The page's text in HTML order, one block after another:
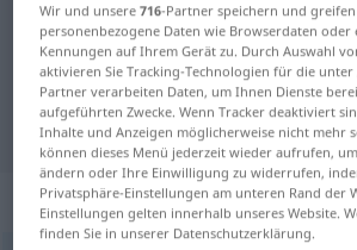
Deutsch-Polnisch
"Kapitel"
"Kapitel" Polnisch
„Kapitel“: Neutrum,
Wir und unsere716-Partner speichern und
personenbezogene Daten wie Browserdaten oder
Kennungen auf Ihrem Gerät zu. Durch Auswahl
aktivieren Sie Tracking-Technologien für die
Partner verarbeiten Daten, um Ihnen Dienste
aufgeführten Zwecke. Wenn Tracker deaktiviert
Inhalte und Anzeigen möglicherweise nicht mehr
können dieses Menü jederzeit wieder aufrufen,
ändern oder Ihre Einwilligung zu widerrufen,
Privatsphäre-Einstellungen am unteren Rand der
Einstellungen gelten innerhalb unseres Website.
finden Sie in unserer Datenschutzerklärung.